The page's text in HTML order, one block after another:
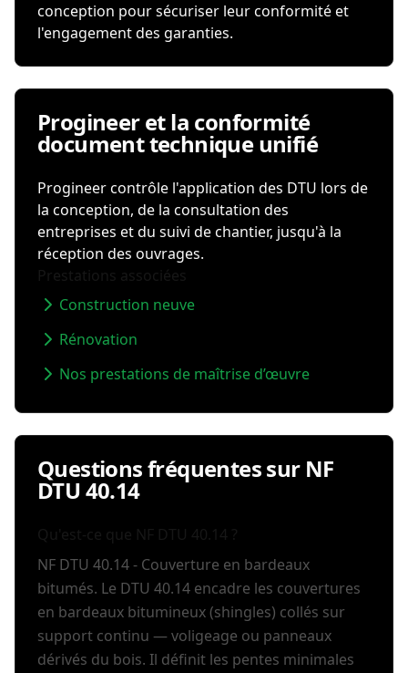
conception pour sécuriser leur conformité et
l'engagement des garanties.
Progineer et la conformité
document technique unifié
Progineer contrôle l'application des DTU lors de
la conception, de la consultation des
entreprises et du suivi de chantier, jusqu'à la
réception des ouvrages.
Construction neuve
Rénovation
Nos prestations de maîtrise d’œuvre
Questions fréquentes sur NF
DTU 40.14
NF DTU 40.14 - Couverture en bardeaux
bitumés. Le DTU 40.14 encadre les couvertures
en bardeaux bitumineux (shingles) collés sur
support continu — voligeage ou panneaux
dérivés du bois. Il définit les pentes minimales